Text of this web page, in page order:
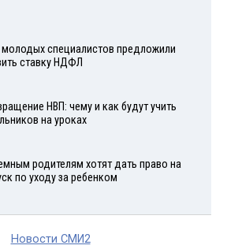
специалистов предложили
ставку НДФЛ
НВП: чему и как будут учить
на уроках
родителям хотят дать право на
по уходу за ребенком
Новости СМИ2